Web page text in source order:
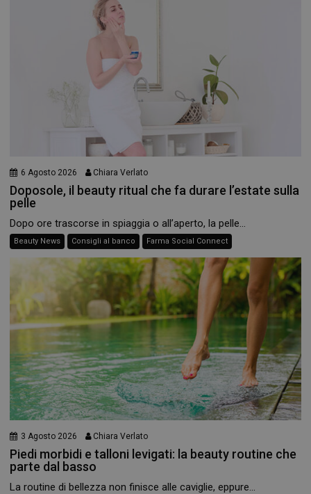
6 Agosto 2026 Chiara Verlato
Doposole, il beauty ritual che fa durare l’estate sulla
pelle
Dopo ore trascorse in spiaggia o all’aperto, la pelle...
Beauty News Consigli al banco Farma Social Connect
3 Agosto 2026 Chiara Verlato
Piedi morbidi e talloni levigati: la beauty routine che
parte dal basso
La routine di bellezza non finisce alle caviglie, eppure...